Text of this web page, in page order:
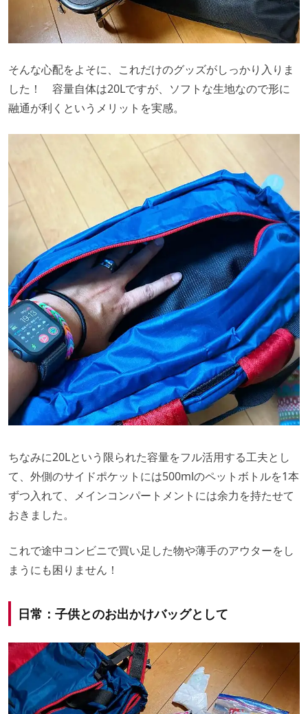
そんな心配をよそに、これだけのグッズがしっかり入りま
した！ 容量自体は20Lですが、ソフトな生地なので形に
融通が利くというメリットを実感。
ちなみに20Lという限られた容量をフル活用する工夫とし
て、外側のサイドポケットには500mlのペットボトルを1本
ずつ入れて、メインコンパートメントには余力を持たせて
おきました。
これで途中コンビニで買い足した物や薄手のアウターをし
まうにも困りません！
日常：子供とのお出かけバッグとして